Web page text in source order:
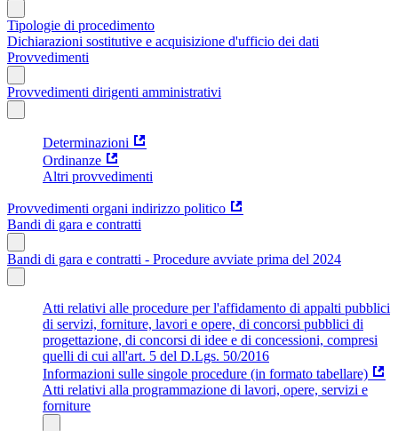
Tipologie di procedimento
Dichiarazioni sostitutive e acquisizione d'ufficio dei dati
Provvedimenti
Provvedimenti dirigenti amministrativi
Determinazioni
Ordinanze
Altri provvedimenti
Provvedimenti organi indirizzo politico
Bandi di gara e contratti
Bandi di gara e contratti - Procedure avviate prima del 2024
Atti relativi alle procedure per l'affidamento di appalti pubblici
di servizi, forniture, lavori e opere, di concorsi pubblici di
progettazione, di concorsi di idee e di concessioni, compresi
quelli di cui all'art. 5 del D.Lgs. 50/2016
Informazioni sulle singole procedure (in formato tabellare)
Atti relativi alla programmazione di lavori, opere, servizi e
forniture